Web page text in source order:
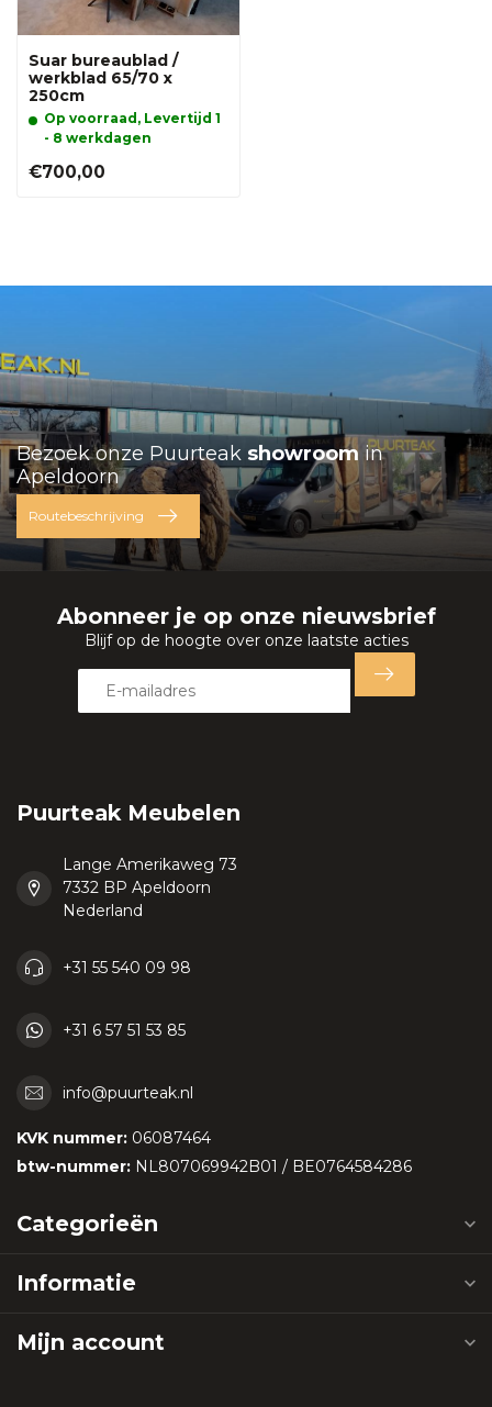
Suar bureaublad /
werkblad 65/70 x
250cm
Op voorraad, Levertijd 1
- 8 werkdagen
€700,00
Bezoek onze Puurteak showroom in
Apeldoorn
Routebeschrijving
Abonneer je op onze nieuwsbrief
Blijf op de hoogte over onze laatste acties
Puurteak Meubelen
Lange Amerikaweg 73
7332 BP Apeldoorn
Nederland
+31 55 540 09 98
+31 6 57 51 53 85
info@puurteak.nl
KVK nummer: 06087464
btw-nummer: NL807069942B01 / BE0764584286
Categorieën
Informatie
Mijn account